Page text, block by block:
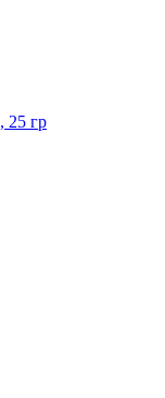
25 гр